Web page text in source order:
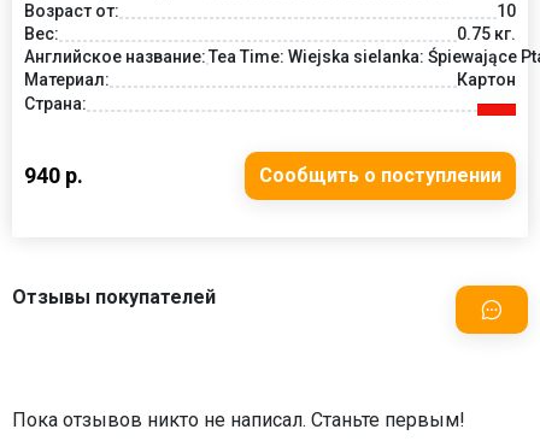
Возраст от:
10
Вес:
0.75 кг.
Английское название:Tea Time: Wiejska sielanka: Śpiewające
Материал:
Картон
Страна:
940 р. Сообщить о поступлении
Отзывы покупателей
Пока отзывов никто не написал. Станьте первым!